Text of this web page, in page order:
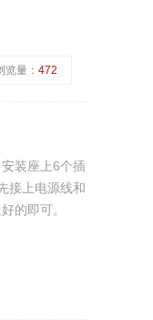
览量： 472
装座上6个插
接上电源线和
的即可。